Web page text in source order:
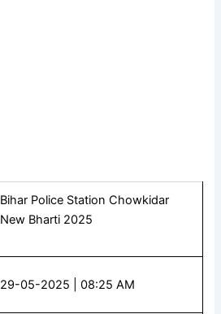
Bihar Police Station Chowkidar
New Bharti 2025
29-05-2025 | 08:25 AM